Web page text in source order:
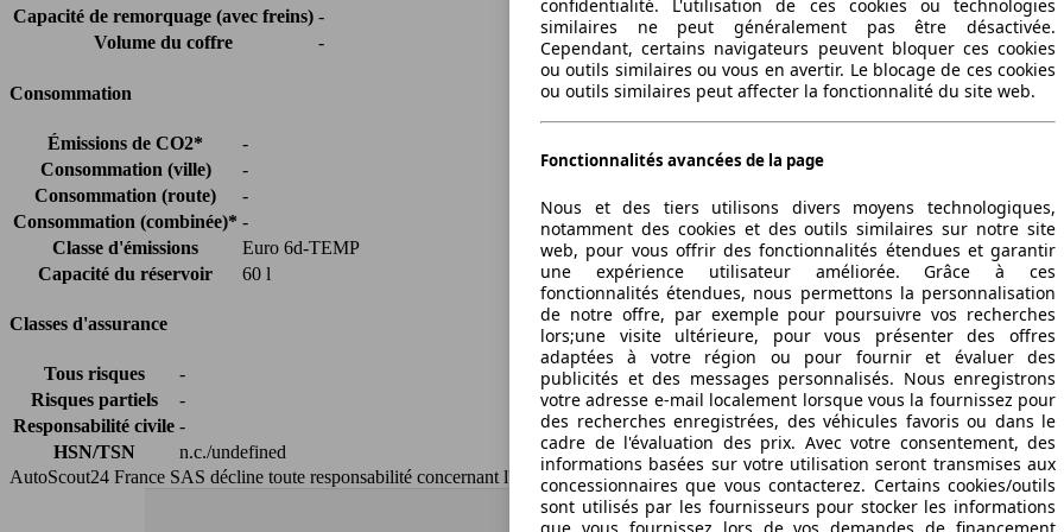
Capacité de remorquage (avec freins) -
Volume du coffre
-
Consommation
Émissions de CO2*
-
Consommation (ville)
-
Consommation (route)
-
Consommation (combinée)* -
Classe d'émissions
Euro 6d-TEMP
Capacité du réservoir
60 l
Classes d'assurance
Tous risques
-
Risques partiels
-
Responsabilité civile -
HSN/TSN
n.c./undefined
AutoScout24 France SAS décline toute responsabilité concernant l''exactitude des indications fournies.
confidentialité. L'utilisation de ces cookies ou technologies
similaires ne peut généralement pas être désactivée.
Cependant, certains navigateurs peuvent bloquer ces cookies
ou outils similaires ou vous en avertir. Le blocage de ces cookies
ou outils similaires peut affecter la fonctionnalité du site web.
Fonctionnalités avancées de la page
Nous et des tiers utilisons divers moyens technologiques,
notamment des cookies et des outils similaires sur notre site
web, pour vous offrir des fonctionnalités étendues et garantir
une expérience utilisateur améliorée. Grâce à ces
fonctionnalités étendues, nous permettons la personnalisation
de notre offre, par exemple pour poursuivre vos recherches
lors;une visite ultérieure, pour vous présenter des offres
adaptées à votre région ou pour fournir et évaluer des
publicités et des messages personnalisés. Nous enregistrons
votre adresse e-mail localement lorsque vous la fournissez pour
des recherches enregistrées, des véhicules favoris ou dans le
cadre de l'évaluation des prix. Avec votre consentement, des
informations basées sur votre utilisation seront transmises aux
concessionnaires que vous contacterez. Certains cookies/outils
sont utilisés par les fournisseurs pour stocker les informations